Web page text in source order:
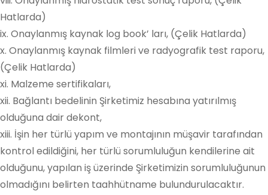
Hatlarda)
ix. Onaylanmış kaynak log book’ ları, (Çelik Hatlarda)
x. Onaylanmış kaynak filmleri ve radyografik test raporu,
(Çelik Hatlarda)
xi. Malzeme sertifikaları,
xii. Bağlantı bedelinin Şirketimiz hesabına yatırılmış
olduğuna dair dekont,
xiii. İşin her türlü yapım ve montajının müşavir tarafından
kontrol edildiğini, her türlü sorumluluğun kendilerine ait
olduğunu, yapılan iş üzerinde Şirketimizin sorumluluğunun
olmadığını belirten taahhütname bulundurulacaktır.